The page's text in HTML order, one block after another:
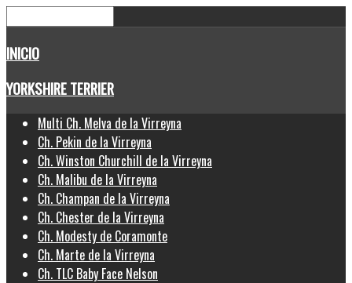
INICIO
YORKSHIRE TERRIER
Multi Ch. Melva de la Virreyna
Ch. Pekin de la Virreyna
Ch. Winston Churchill de la Virreyna
Ch. Malibu de la Virreyna
Ch. Champan de la Virreyna
Ch. Chester de la Virreyna
Ch. Modesty de Coramonte
Ch. Marte de la Virreyna
Ch. TLC Baby Face Nelson